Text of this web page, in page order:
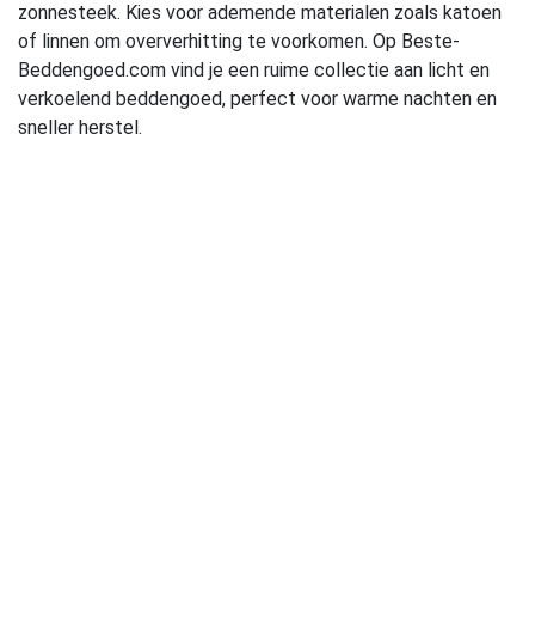
zonnesteek. Kies voor ademende materialen zoals katoen
of linnen om oververhitting te voorkomen. Op Beste-
Beddengoed.com vind je een ruime collectie aan licht en
verkoelend beddengoed, perfect voor warme nachten en
sneller herstel.